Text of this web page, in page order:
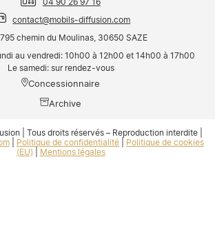
contact@mobils-diffusion.com
chemin du Moulinas, 30650 SAZE
au vendredi: 10h00 à 12h00 et 14h00 à 17h00
Le samedi: sur rendez-vous
Concessionnaire
Archive
| Tous droits réservés – Reproduction interdite |
Politique de confidentialité
Politique de cookies
(EU)
Mentions légales